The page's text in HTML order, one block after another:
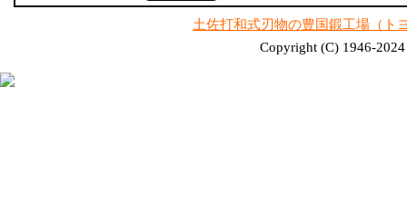
土佐打和式刃物の豊国鍛工場（ト
Copyright (C) 1946-